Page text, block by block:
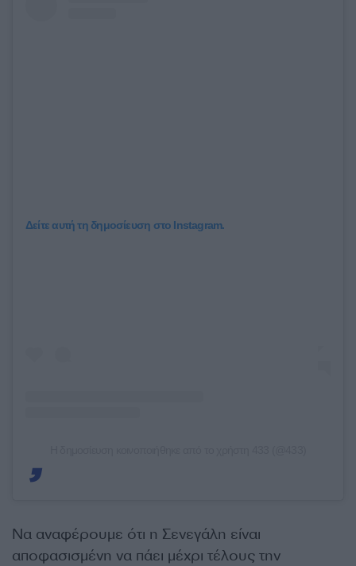
Δείτε αυτή τη δημοσίευση στο Instagram.
Να αναφέρουμε ότι η Σενεγάλη είναι
αποφασισμένη να πάει μέχρι τέλους την